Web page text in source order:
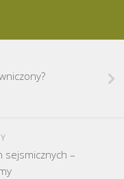
sejsmicznych –